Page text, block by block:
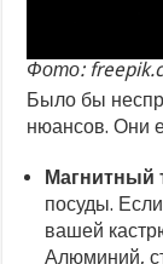
Фото:
Было бы
нюансов. Они
Магнитный
посуды.
вашей
Алюминий,